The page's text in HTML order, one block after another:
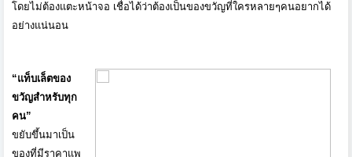
โดยไม่ต้องแตะหน้าจอ เชื่อได้ว่าต้องเป็นของขวัญที่ใครหลายๆคนอยากได้
อย่างแน่นอน
“แท็บเล็ตของ
ขวัญสำหรับทุก
คน”
ขยับขึ้นมาเป็น
ของที่มีราคาแพ